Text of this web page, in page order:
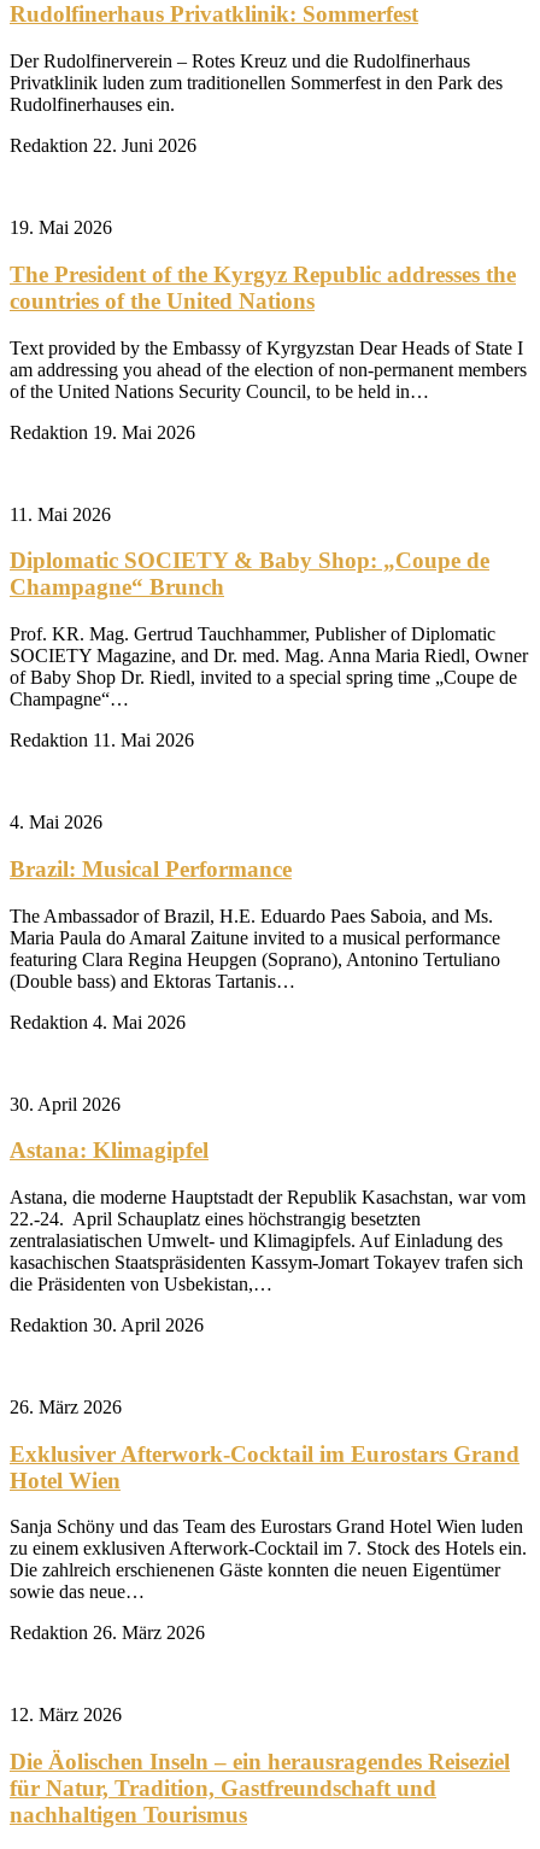
Rudolfinerhaus Privatklinik: Sommerfest
Der Rudolfinerverein – Rotes Kreuz und die Rudolfinerhaus
Privatklinik luden zum traditionellen Sommerfest in den Park des
Rudolfinerhauses ein.
Redaktion 22. Juni 2026
19. Mai 2026
The President of the Kyrgyz Republic addresses the
countries of the United Nations
Text provided by the Embassy of Kyrgyzstan Dear Heads of State I
am addressing you ahead of the election of non-permanent members
of the United Nations Security Council, to be held in…
Redaktion 19. Mai 2026
11. Mai 2026
Diplomatic SOCIETY & Baby Shop: „Coupe de
Champagne“ Brunch
Prof. KR. Mag. Gertrud Tauchhammer, Publisher of Diplomatic
SOCIETY Magazine, and Dr. med. Mag. Anna Maria Riedl, Owner
of Baby Shop Dr. Riedl, invited to a special spring time „Coupe de
Champagne“…
Redaktion 11. Mai 2026
4. Mai 2026
Brazil: Musical Performance
The Ambassador of Brazil, H.E. Eduardo Paes Saboia, and Ms.
Maria Paula do Amaral Zaitune invited to a musical performance
featuring Clara Regina Heupgen (Soprano), Antonino Tertuliano
(Double bass) and Ektoras Tartanis…
Redaktion 4. Mai 2026
30. April 2026
Astana: Klimagipfel
Astana, die moderne Hauptstadt der Republik Kasachstan, war vom
22.-24. April Schauplatz eines höchstrangig besetzten
zentralasiatischen Umwelt- und Klimagipfels. Auf Einladung des
kasachischen Staatspräsidenten Kassym-Jomart Tokayev trafen sich
die Präsidenten von Usbekistan,…
Redaktion 30. April 2026
26. März 2026
Exklusiver Afterwork-Cocktail im Eurostars Grand
Hotel Wien
Sanja Schöny und das Team des Eurostars Grand Hotel Wien luden
zu einem exklusiven Afterwork-Cocktail im 7. Stock des Hotels ein.
Die zahlreich erschienenen Gäste konnten die neuen Eigentümer
sowie das neue…
Redaktion 26. März 2026
12. März 2026
Die Äolischen Inseln – ein herausragendes Reiseziel
für Natur, Tradition, Gastfreundschaft und
nachhaltigen Tourismus